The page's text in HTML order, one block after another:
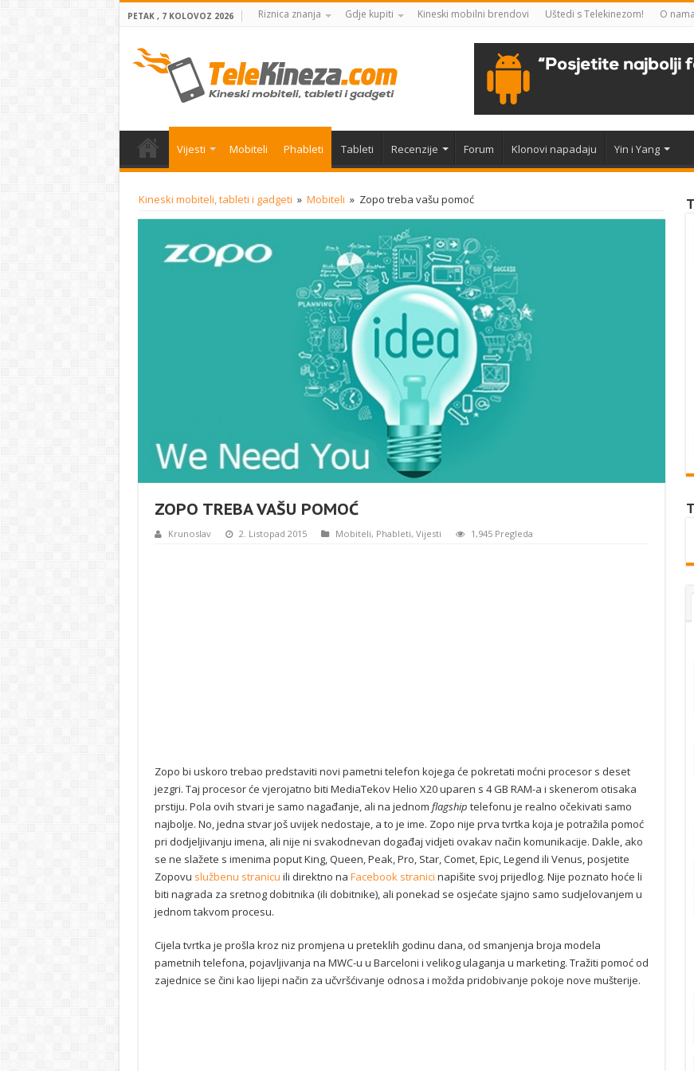
PETAK , 7 KOLOVOZ 2026 Riznica znanja Gdje kupiti Kineski mobilni brendovi Uštedi s Telekinezom! O nama
Vijesti Mobiteli Phableti Tableti Recenzije Forum Klonovi napadaju Yin i Yang
Kineski mobiteli, tableti i gadgeti » Mobiteli » Zopo treba vašu pomoć
ZOPO TREBA VAŠU POMOĆ
Krunoslav 2. Listopad 2015 Mobiteli, Phableti, Vijesti 1,945 Pregleda
Zopo bi uskoro trebao predstaviti novi pametni telefon kojega će pokretati moćni procesor s deset
jezgri. Taj procesor će vjerojatno biti MediaTekov Helio X20 uparen s 4 GB RAM-a i skenerom otisaka
prstiju. Pola ovih stvari je samo nagađanje, ali na jednom flagship telefonu je realno očekivati samo
najbolje. No, jedna stvar još uvijek nedostaje, a to je ime. Zopo nije prva tvrtka koja je potražila pomoć
pri dodjeljivanju imena, ali nije ni svakodnevan događaj vidjeti ovakav način komunikacije. Dakle, ako
se ne slažete s imenima poput King, Queen, Peak, Pro, Star, Comet, Epic, Legend ili Venus, posjetite
Zopovu službenu stranicu ili direktno na Facebook stranici napišite svoj prijedlog. Nije poznato hoće li
biti nagrada za sretnog dobitnika (ili dobitnike), ali ponekad se osjećate sjajno samo sudjelovanjem u
jednom takvom procesu.
Cijela tvrtka je prošla kroz niz promjena u preteklih godinu dana, od smanjenja broja modela
pametnih telefona, pojavljivanja na MWC-u u Barceloni i velikog ulaganja u marketing. Tražiti pomoć od
zajednice se čini kao lijepi način za učvršćivanje odnosa i možda pridobivanje pokoje nove mušterije.